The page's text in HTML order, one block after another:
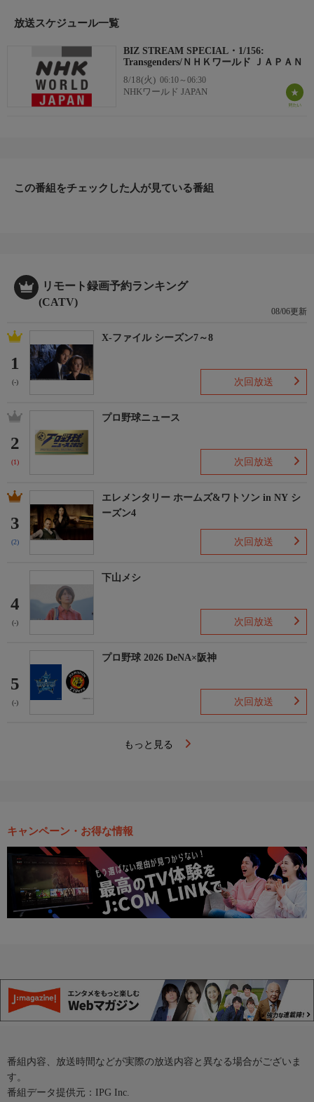
放送スケジュール一覧
BIZ STREAM SPECIAL・1/156:
Transgenders/ＮＨＫワールド ＪＡＰＡＮ
8/18(火) 06:10～06:30
NHKワールド JAPAN
この番組をチェックした人が見ている番組
リモート録画予約ランキング
(CATV)
08/06更新
1
(-)
X-ファイル シーズン7～8
次回放送
2
(1)
プロ野球ニュース
次回放送
3
(2)
エレメンタリー ホームズ&ワトソン in NY シ
ーズン4
次回放送
4
(-)
下山メシ
次回放送
5
(-)
プロ野球 2026 DeNA×阪神
次回放送
もっと見る
キャンペーン・お得な情報
番組内容、放送時間などが実際の放送内容と異なる場合がございま
す。
番組データ提供元：IPG Inc.